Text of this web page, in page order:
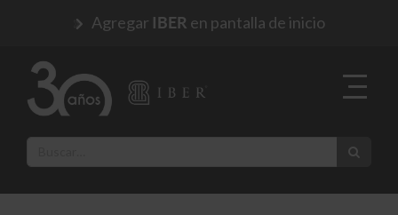
Agregar IBER en pantalla de inicio